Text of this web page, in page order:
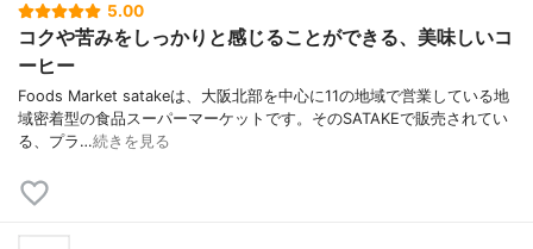
5.00
コクや苦みをしっかりと感じることができる、美味しいコ
ーヒー
Foods Market satakeは、大阪北部を中心に11の地域で営業している地
域密着型の食品スーパーマーケットです。そのSATAKEで販売されてい
る、プラ…続きを見る